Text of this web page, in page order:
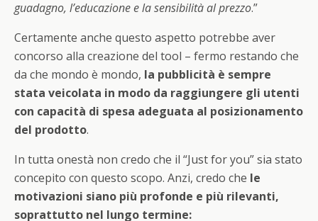
guadagno, l’educazione e la sensibilità al prezzo.”
Certamente anche questo aspetto potrebbe aver
concorso alla creazione del tool – fermo restando che
da che mondo è mondo, la pubblicità è sempre
stata veicolata in modo da raggiungere gli utenti
con capacità di spesa adeguata al posizionamento
del prodotto.
In tutta onestà non credo che il “Just for you” sia stato
concepito con questo scopo. Anzi, credo che le
motivazioni siano più profonde e più rilevanti,
soprattutto nel lungo termine: